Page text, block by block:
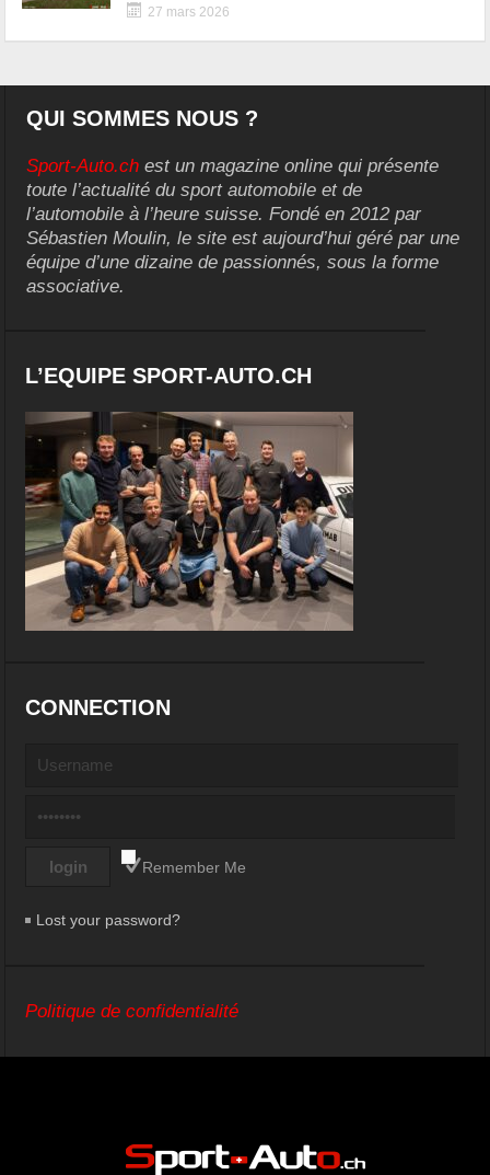
27 mars 2026
QUI SOMMES NOUS ?
Sport-Auto.ch est un magazine online qui présente
toute l’actualité du sport automobile et de
l’automobile à l’heure suisse. Fondé en 2012 par
Sébastien Moulin, le site est aujourd’hui géré par une
équipe d’une dizaine de passionnés, sous la forme
associative.
L’EQUIPE SPORT-AUTO.CH
CONNECTION
Remember Me
Lost your password?
Politique de confidentialité